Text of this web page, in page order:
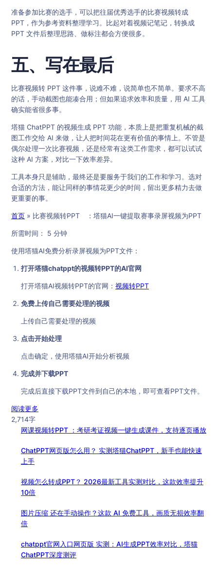
准备参加比赛的选手，可以把往届优秀选手的比赛视频转成
PPT，作为参考资料整理学习。比起对着视频记笔记，转换成
PPT 文件后整理思路、做标注都会方便很多。
五、写在最后
比赛视频转 PPT 这件事，说难不难，说简单也不简单。要求不高
的话，手动截图也能凑合用；但如果追求效率和质量，用 AI 工具
确实能省很多事。
塔猫 ChatPPT 的视频生成 PPT 功能，本质上是把重复机械的截
图工作交给 AI 来做，让人把时间花在更有价值的事情上。不管是
偶尔处理一次比赛视频，还是经常有这类工作需求，都可以试试
这种 AI 方案，对比一下效率差异。
工具本身只是辅助，最终还是要服务于我们的工作和学习。选对
合适的方法，能让同样的事情花更少的时间，留出更多精力去做
更重要的事。
首页 » 比赛视频转PPT ：塔猫AI一键提取赛事录屏视频为PPT
所需时间： 5 分钟
使用塔猫AI免费分析录屏视频为PPT文件：
打开塔猫chatppt的视频转PPT的AI官网
打开塔猫AI视频转PPT的官网： 视频转PPT
免费上传自己需要处理的视频
上传自己需要处理的视频
点击开始处理
点击确定，使用塔猫AI开始分析视频
完成并下载PPT
完成后直接下载PPT文件到自己的本地，即可查看PPT文件。
阅读更多
赛
频
塔
一
取
赛
2,714字
网课视频转PPT ：考研考证视频一键生成课件，支持逐页播放
ChatPPT网页版怎么用？ 实测塔猫ChatPPT，新手也能快速
上手
视频怎么转成PPT？ 2026最新工具实测对比，这款效率提升
10倍
图片压缩 还在手动操作？这款 AI 免费工具，画质无损效率翻
倍
chatppt官网入口网页版 实测：AI生成PPT效率对比，塔猫
ChatPPT深度测评